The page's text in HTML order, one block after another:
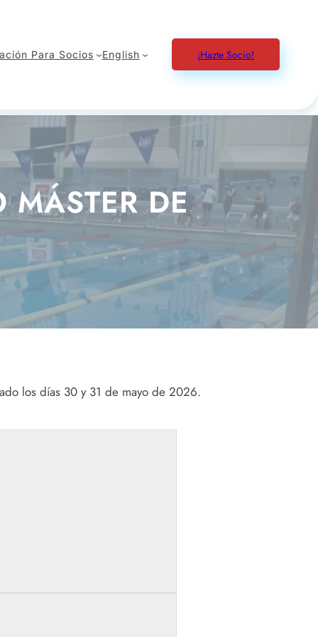
Para Socios English ¡Hazte Socio!
DE
los días 30 y 31 de mayo de 2026.